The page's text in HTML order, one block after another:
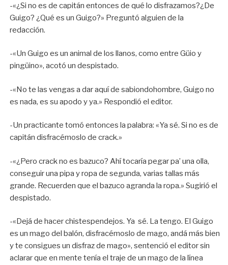
-«¿Si no es de capitán entonces de qué lo disfrazamos?¿De
Guigo? ¿Qué es un Guigo?» Preguntó alguien de la
redacción.
-«Un Guigo es un animal de los llanos, como entre Güio y
pingüino», acotó un despistado.
-«No te las vengas a dar aquí de sabiondohombre, Guigo no
es nada, es su apodo y ya.» Respondió el editor.
-Un practicante tomó entonces la palabra: «Ya sé. Si no es de
capitán disfracémoslo de crack.»
-«¿Pero crack no es bazuco? Ahí tocaría pegar pa’ una olla,
conseguir una pipa y ropa de segunda, varias tallas más
grande. Recuerden que el bazuco agranda la ropa.» Sugirió el
despistado.
-«Dejá de hacer chistespendejos. Ya sé. La tengo. El Guigo
es un mago del balón, disfracémoslo de mago, andá más bien
y te consigues un disfraz de mago», sentenció el editor sin
aclarar que en mente tenía el traje de un mago de la línea